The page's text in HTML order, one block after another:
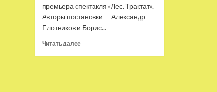
премьера спектакля «Лес. Трактат».
Авторы постановки — Александр
Плотников и Борис...
Читать далееПрочитать